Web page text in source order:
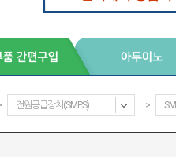
전원공급장치(SMPS) >